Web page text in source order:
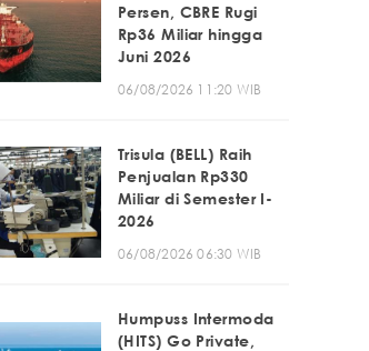
Persen, CBRE Rugi
Rp36 Miliar hingga
Juni 2026
06/08/2026 11:20 WIB
Trisula (BELL) Raih
Penjualan Rp330
Miliar di Semester I-
2026
06/08/2026 06:30 WIB
Humpuss Intermoda
(HITS) Go Private,